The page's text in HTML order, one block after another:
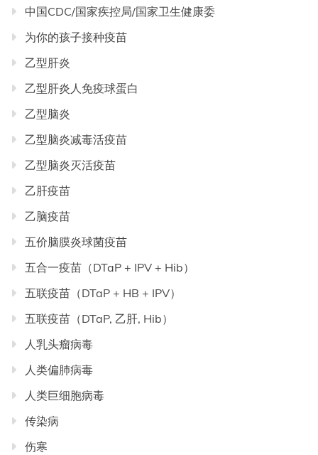
中国CDC/国家疾控局/国家卫生健康委
为你的孩子接种疫苗
乙型肝炎
乙型肝炎人免疫球蛋白
乙型脑炎
乙型脑炎减毒活疫苗
乙型脑炎灭活疫苗
乙肝疫苗
乙脑疫苗
五价脑膜炎球菌疫苗
五合一疫苗（DTaP + IPV + Hib）
五联疫苗（DTaP + HB + IPV）
五联疫苗（DTaP, 乙肝, Hib）
人乳头瘤病毒
人类偏肺病毒
人类巨细胞病毒
传染病
伤寒